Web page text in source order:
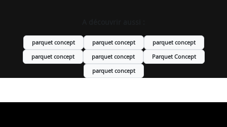
parquet concept parquet concept
parquet concept
parquet concept
parquet concept
Parquet Concept
parquet concept